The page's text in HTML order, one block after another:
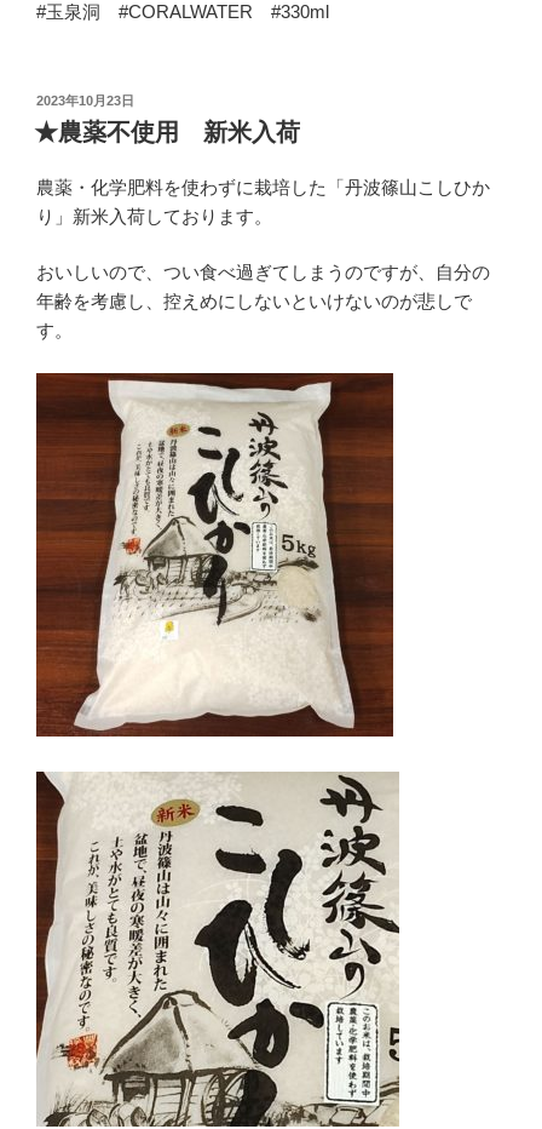
#玉泉洞 #CORALWATER #330ml
投
稿
日:
2023年10月23日
★農薬不使用 新米入荷
農薬・化学肥料を使わずに栽培した「丹波篠山こしひか
り」新米入荷しております。
おいしいので、つい食べ過ぎてしまうのですが、自分の
年齢を考慮し、控えめにしないといけないのが悲しで
す。